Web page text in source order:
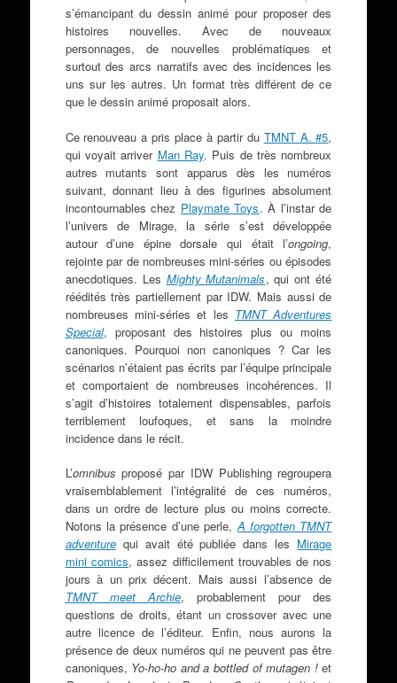
s’émancipant du dessin animé pour proposer des
histoires nouvelles. Avec de nouveaux
personnages, de nouvelles problématiques et
surtout des arcs narratifs avec des incidences les
uns sur les autres. Un format très différent de ce
que le dessin animé proposait alors.
Ce renouveau a pris place à partir du TMNT A. #5,
qui voyait arriver Man Ray. Puis de très nombreux
autres mutants sont apparus dès les numéros
suivant, donnant lieu à des figurines absolument
incontournables chez Playmate Toys. À l’instar de
l’univers de Mirage, la série s’est développée
autour d’une épine dorsale qui était l’ongoing,
rejointe par de nombreuses mini-séries ou épisodes
anecdotiques. Les Mighty Mutanimals, qui ont été
réédités très partiellement par IDW. Mais aussi de
nombreuses mini-séries et les TMNT Adventures
Special, proposant des histoires plus ou moins
canoniques. Pourquoi non canoniques ? Car les
scénarios n’étaient pas écrits par l’équipe principale
et comportaient de nombreuses incohérences. Il
s’agit d’histoires totalement dispensables, parfois
terriblement loufoques, et sans la moindre
incidence dans le récit.
L’omnibus proposé par IDW Publishing regroupera
vraisemblablement l’intégralité de ces numéros,
dans un ordre de lecture plus ou moins correcte.
Notons la présence d’une perle,A forgotten TMNT
adventurequi avait été publiée dans les Mirage
mini comics, assez difficilement trouvables de nos
jours à un prix décent. Mais aussi l’absence de
TMNT meet Archie, probablement pour des
questions de droits, étant un crossover avec une
autre licence de l’éditeur. Enfin, nous aurons la
présence de deux numéros qui ne peuvent pas être
canoniques, Yo-ho-ho and a bottled of mutagen !et